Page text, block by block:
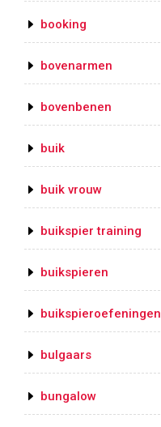
booking
bovenarmen
bovenbenen
buik
buik vrouw
buikspier training
buikspieren
buikspieroefeningen
bulgaars
bungalow